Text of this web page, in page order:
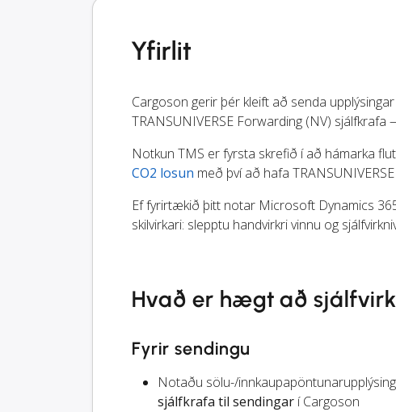
Yfirlit
Cargoson gerir þér kleift að senda
TRANSUNIVERSE Forwarding (NV)
Notkun TMS er fyrsta skrefið í að hámarka
CO2 losun með því að hafa
Ef fyrirtækið þitt notar Microsoft Dynamics
skilvirkari: slepptu handvirkri vinnu og
Hvað er hægt að
Fyrir sendingu
Notaðu sölu-/
sjálfkrafa til sendingar í Cargoson